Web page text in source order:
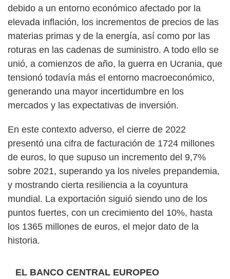
debido a un entorno económico afectado por la
elevada inflación, los incrementos de precios de las
materias primas y de la energía, así como por las
roturas en las cadenas de suministro. A todo ello se
unió, a comienzos de año, la guerra en Ucrania, que
tensionó todavía más el entorno macroeconómico,
generando una mayor incertidumbre en los
mercados y las expectativas de inversión.
En este contexto adverso, el cierre de 2022
presentó una cifra de facturación de 1724 millones
de euros, lo que supuso un incremento del 9,7%
sobre 2021, superando ya los niveles prepandemia,
y mostrando cierta resiliencia a la coyuntura
mundial. La exportación siguió siendo uno de los
puntos fuertes, con un crecimiento del 10%, hasta
los 1365 millones de euros, el mejor dato de la
historia.
EL BANCO CENTRAL EUROPEO